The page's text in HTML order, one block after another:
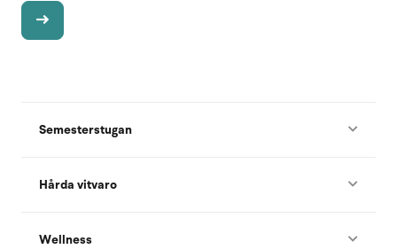
Semesterstugan
Hårda vitvaro
Wellness